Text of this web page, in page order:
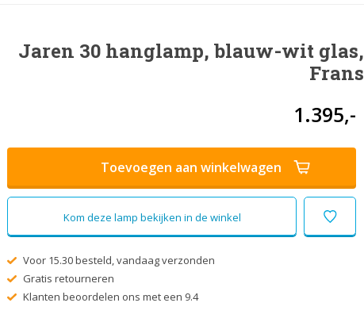
Jaren 30 hanglamp, blauw-wit glas,
Frans
1.395,-
Toevoegen aan winkelwagen
Kom deze lamp bekijken in de winkel
Voor 15.30 besteld, vandaag verzonden
Gratis retourneren
Klanten beoordelen ons met een 9.4